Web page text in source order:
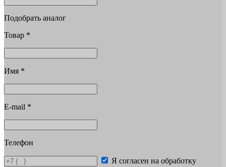
Подобрать аналог
Товар *
Имя *
E-mail *
Телефон
Я согласен на обработку